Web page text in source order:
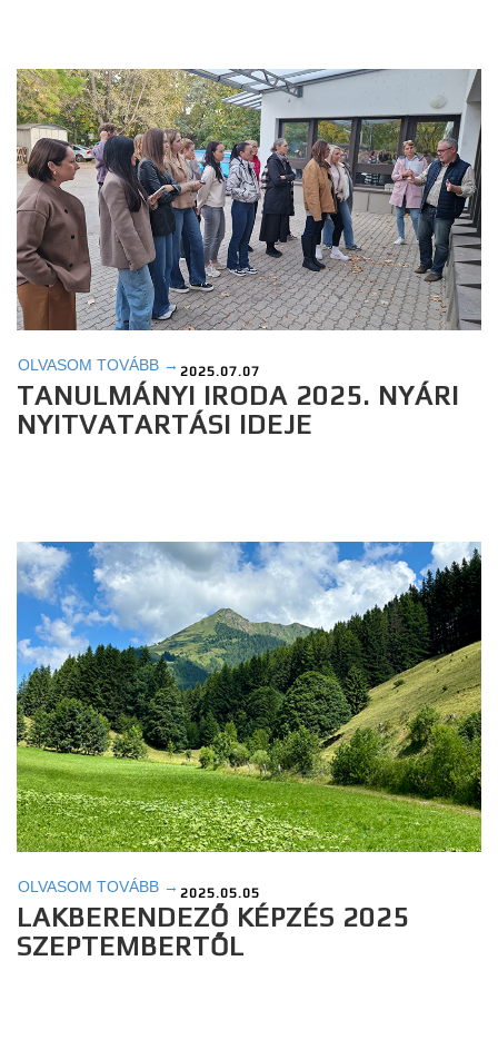
OLVASOM TOVÁBB → 2025.07.07
TANULMÁNYI IRODA 2025. NYÁRI
NYITVATARTÁSI IDEJE
OLVASOM TOVÁBB → 2025.05.05
LAKBERENDEZŐ KÉPZÉS 2025
SZEPTEMBERTŐL